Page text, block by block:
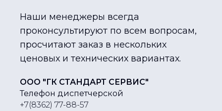
Наши менеджеры всегда
проконсультируют по всем вопросам,
просчитают заказ в нескольких
ценовых и технических вариантах.
ООО "ГК СТАНДАРТ СЕРВИС"
Телефон диспетчерской
+7(8362) 77-88-57